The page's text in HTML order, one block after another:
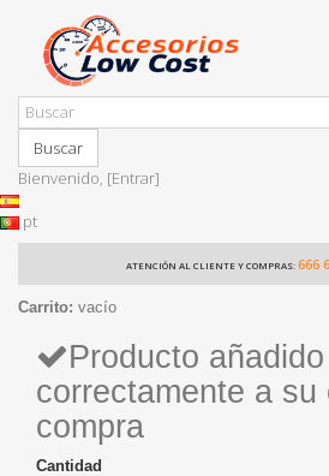
Buscar
Bienvenido, [Entrar]
pt
ATENCIÓN AL CLIENTE Y COMPRAS: 666
Carrito: vacío
Producto añadido
correctamente a su
compra
Cantidad